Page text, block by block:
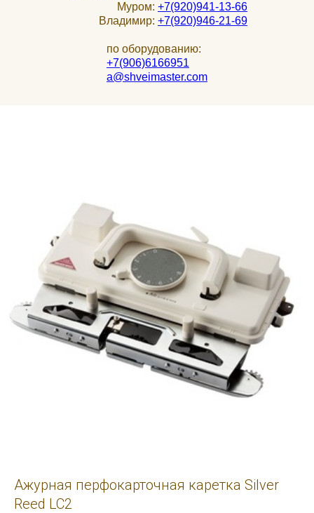
Муром: +7(920)941-13-66
Владимир: +7(920)946-21-69
по оборудованию:
+7(906)6166951
a@shveimaster.com
Ажурная перфокарточная каретка Silver
Reed LC2